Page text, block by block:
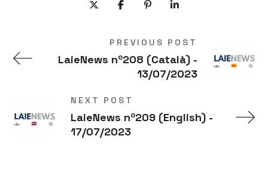
PREVIOUS POST
LaieNews nº208 (Català) -
13/07/2023
NEXT POST
LaieNews nº209 (English) -
17/07/2023